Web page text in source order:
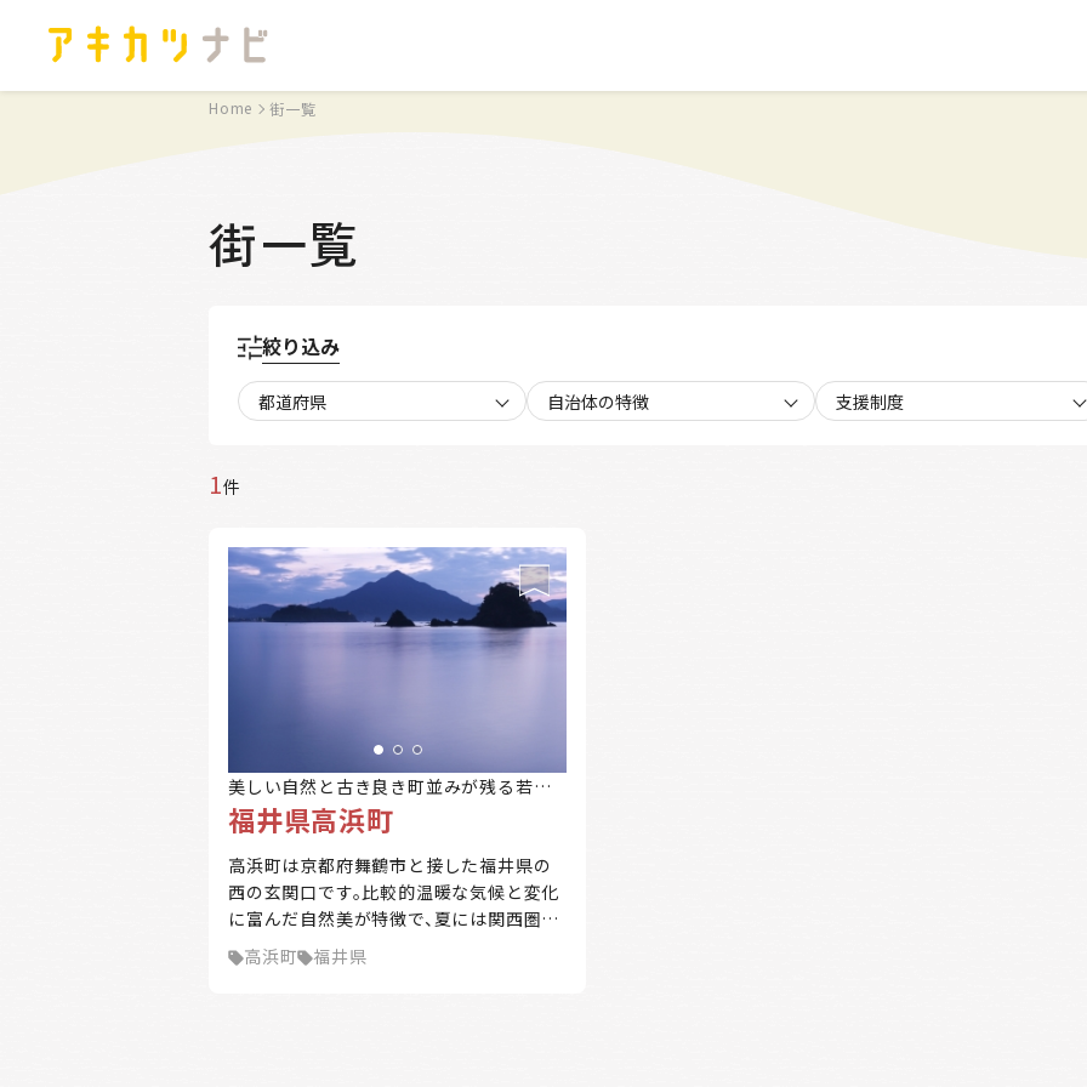
Home 街一覧
街一覧
絞り込み
都道府県 自治体の特徴 支援制度
1件
美しい自然と古き良き町並みが残る若狭
高浜
福井県高浜町
高浜町は京都府舞鶴市と接した福井県の
西の玄関口です。比較的温暖な気候と変化
に富んだ自然美が特徴で、夏には関西圏を
中心に多くの海水浴客が訪れます。約8km
に及ぶ白砂の海岸線が走り、アジアで初の
高浜町 福井県